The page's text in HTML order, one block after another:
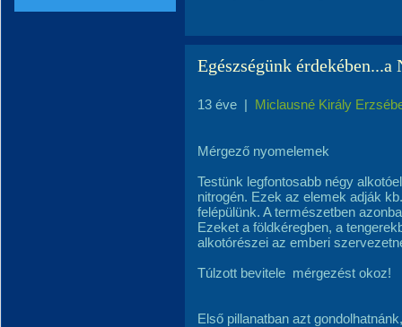
Egészségünk
13 éve | Miclausné Király
Mérgező nyomelemek
Testünk legfontosabb négy
nitrogén. Ezek az elemek adják
felépülünk. A természetben
Ezeket a földkéregben, a
alkotórészei az emberi
Túlzott bevitele mérgezést okoz!
Első pillanatban azt